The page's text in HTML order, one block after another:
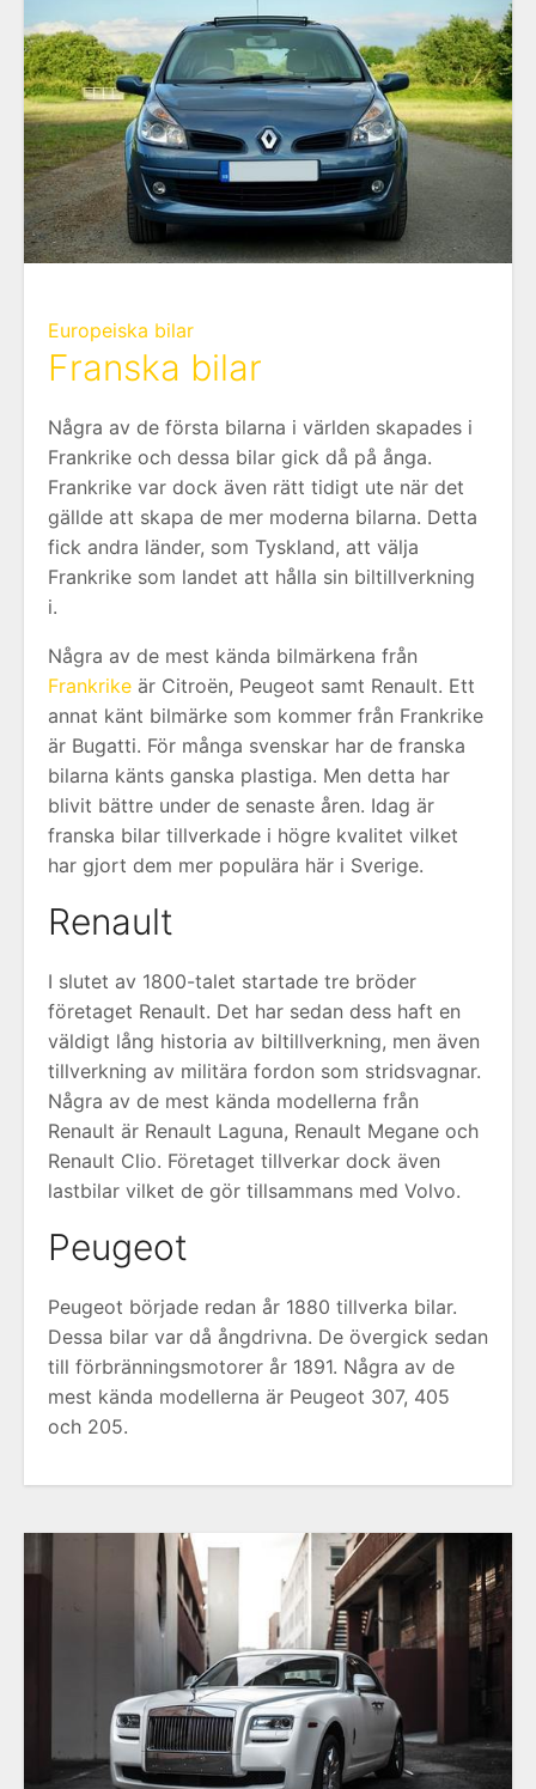
Europeiska bilar
Franska bilar
Några av de första bilarna i världen skapades i
Frankrike och dessa bilar gick då på ånga.
Frankrike var dock även rätt tidigt ute när det
gällde att skapa de mer moderna bilarna. Detta
fick andra länder, som Tyskland, att välja
Frankrike som landet att hålla sin biltillverkning
i.
Några av de mest kända bilmärkena från
Frankrike är Citroën, Peugeot samt Renault. Ett
annat känt bilmärke som kommer från Frankrike
är Bugatti. För många svenskar har de franska
bilarna känts ganska plastiga. Men detta har
blivit bättre under de senaste åren. Idag är
franska bilar tillverkade i högre kvalitet vilket
har gjort dem mer populära här i Sverige.
Renault
I slutet av 1800-talet startade tre bröder
företaget Renault. Det har sedan dess haft en
väldigt lång historia av biltillverkning, men även
tillverkning av militära fordon som stridsvagnar.
Några av de mest kända modellerna från
Renault är Renault Laguna, Renault Megane och
Renault Clio. Företaget tillverkar dock även
lastbilar vilket de gör tillsammans med Volvo.
Peugeot
Peugeot började redan år 1880 tillverka bilar.
Dessa bilar var då ångdrivna. De övergick sedan
till förbränningsmotorer år 1891. Några av de
mest kända modellerna är Peugeot 307, 405
och 205.